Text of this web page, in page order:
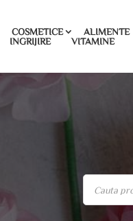
COSMETICE ALIMENTE
INGRIJIRE VITAMINE